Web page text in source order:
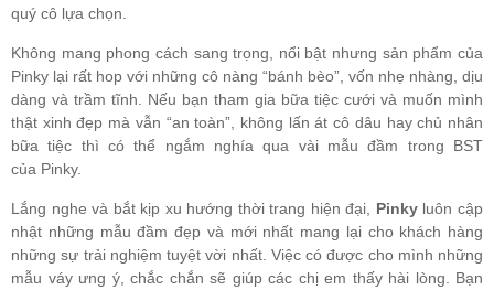
quý cô lựa chọn.
Không mang phong cách sang trọng, nổi bật nhưng sản phẩm của
Pinky lại rất hop với những cô nàng “bánh bèo”, vốn nhẹ nhàng, dịu
dàng và trầm tĩnh. Nếu bạn tham gia bữa tiệc cưới và muốn mình
thật xinh đẹp mà vẫn “an toàn”, không lấn át cô dâu hay chủ nhân
bữa tiệc thì có thể ngắm nghía qua vài mẫu đầm trong BST
của Pinky.
Lắng nghe và bắt kịp xu hướng thời trang hiện đại, Pinky luôn cập
nhật những mẫu đầm đẹp và mới nhất mang lại cho khách hàng
những sự trải nghiệm tuyệt vời nhất. Việc có được cho mình những
mẫu váy ưng ý, chắc chắn sẽ giúp các chị em thấy hài lòng. Bạn